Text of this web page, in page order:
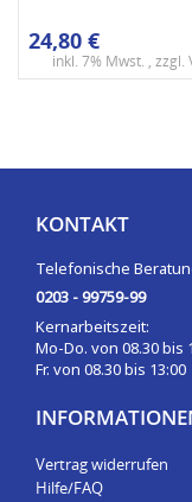
24,80 €
inkl. 7% Mwst. , zzgl.
KONTAKT
Telefonische
0203 - 99759-99
Kernarbeitszeit:
Mo-Do. von 08.30 bis
Fr. von 08.30 bis 13:00
Vertrag widerrufen
Hilfe/FAQ